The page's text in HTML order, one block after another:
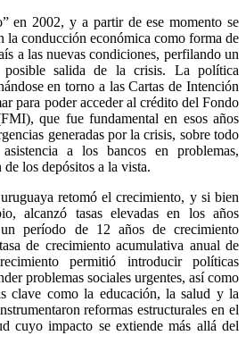
en 2002, y a partir de ese momento se
la conducción económica como forma de
a las nuevas condiciones, perfilando un
posible salida de la crisis. La política
en torno a las Cartas de Intención
para poder acceder al crédito del Fondo
que fue fundamental en esos años
generadas por la crisis, sobre todo
a los bancos en problemas,
los depósitos a la vista.
retomó el crecimiento, y si bien
alcanzó tasas elevadas en los años
un período de 12 años de crecimiento
de crecimiento acumulativa anual de
permitió introducir políticas
problemas sociales urgentes, así como
clave como la educación, la salud y la
reformas estructurales en el
cuyo impacto se extiende más allá del